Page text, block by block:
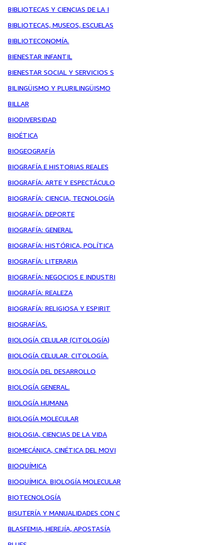
BIBLIOTECAS Y CIENCIAS DE LA I
BIBLIOTECAS, MUSEOS, ESCUELAS
BIBLIOTECONOMÍA.
BIENESTAR INFANTIL
BIENESTAR SOCIAL Y SERVICIOS S
BILINGÜISMO Y PLURILINGÜISMO
BILLAR
BIODIVERSIDAD
BIOÉTICA
BIOGEOGRAFÍA
BIOGRAFÍA E HISTORIAS REALES
BIOGRAFÍA: ARTE Y ESPECTÁCULO
BIOGRAFÍA: CIENCIA, TECNOLOGÍA
BIOGRAFÍA: DEPORTE
BIOGRAFÍA: GENERAL
BIOGRAFÍA: HISTÓRICA, POLÍTICA
BIOGRAFÍA: LITERARIA
BIOGRAFÍA: NEGOCIOS E INDUSTRI
BIOGRAFÍA: REALEZA
BIOGRAFÍA: RELIGIOSA Y ESPIRIT
BIOGRAFÍAS.
BIOLOGÍA CELULAR (CITOLOGÍA)
BIOLOGÍA CELULAR. CITOLOGÍA.
BIOLOGÍA DEL DESARROLLO
BIOLOGÍA GENERAL.
BIOLOGÍA HUMANA
BIOLOGÍA MOLECULAR
BIOLOGIA, CIENCIAS DE LA VIDA
BIOMECÁNICA, CINÉTICA DEL MOVI
BIOQUÍMICA
BIOQUÍMICA. BIOLOGÍA MOLECULAR
BIOTECNOLOGÍA
BISUTERÍA Y MANUALIDADES CON C
BLASFEMIA, HEREJÍA, APOSTASÍA